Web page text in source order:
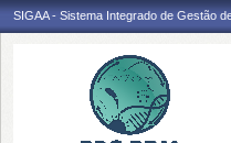
SIGAA - Sistema Integrado de Gestão